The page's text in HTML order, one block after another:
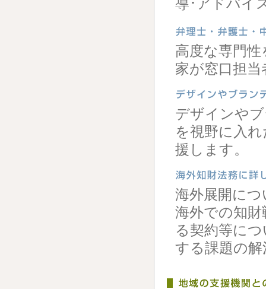
導･アドバイ
高度な専門
家が窓口担
デザインや
を視野に入
援します。
海外展開に
海外での知
る契約等に
する課題の